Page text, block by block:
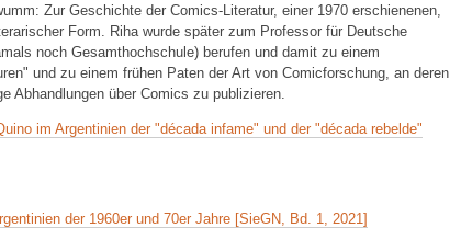
Zur Geschichte der Comics-Literatur, einer 1970 erschienenen,
Form. Riha wurde später zum Professor für Deutsche
noch Gesamthochschule) berufen und damit zu einem
und zu einem frühen Paten der Art von Comicforschung, an deren
Abhandlungen über Comics zu publizieren.
im Argentinien der "década infame" und der "década rebelde"
der 1960er und 70er Jahre [SieGN, Bd. 1, 2021]